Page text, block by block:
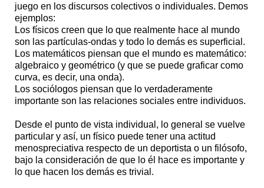
juego en los discursos colectivos o individuales. Demos
ejemplos:
Los físicos creen que lo que realmente hace al mundo
son las partículas-ondas y todo lo demás es superficial.
Los matemáticos piensan que el mundo es matemático:
algebraico y geométrico (y que se puede graficar como
curva, es decir, una onda).
Los sociólogos piensan que lo verdaderamente
importante son las relaciones sociales entre individuos.
Desde el punto de vista individual, lo general se vuelve
particular y así, un físico puede tener una actitud
menospreciativa respecto de un deportista o un filósofo,
bajo la consideración de que lo él hace es importante y
lo que hacen los demás es trivial.